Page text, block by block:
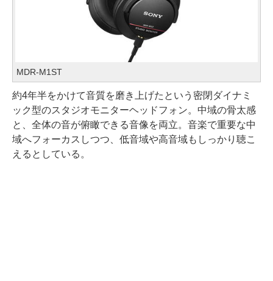
MDR-M1ST
約4年半をかけて音質を磨き上げたという密閉ダイナミ
ック型のスタジオモニターヘッドフォン。中域の骨太感
と、全体の音が俯瞰できる音像を両立。音楽で重要な中
域へフォーカスしつつ、低音域や高音域もしっかり聴こ
えるとしている。